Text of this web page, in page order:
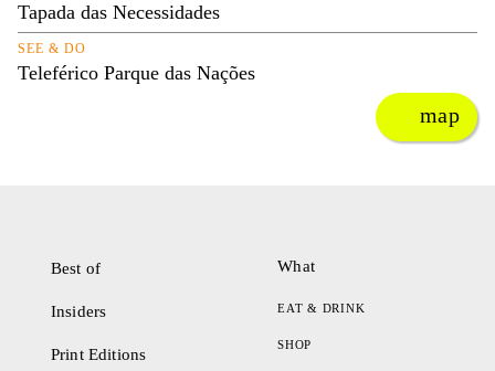
Tapada das Necessidades
SEE & DO
Teleférico Parque das Nações
map
Best of
Insiders
Print Editions
What
EAT & DRINK
SHOP